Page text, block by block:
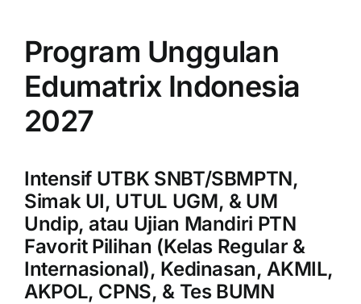
Program Unggulan
Edumatrix Indonesia
2027
Intensif UTBK SNBT/SBMPTN,
Simak UI, UTUL UGM, & UM
Undip, atau Ujian Mandiri PTN
Favorit Pilihan (Kelas Regular &
Internasional), Kedinasan, AKMIL,
AKPOL, CPNS, & Tes BUMN